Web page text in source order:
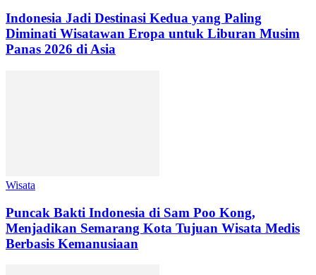
Indonesia Jadi Destinasi Kedua yang Paling
Diminati Wisatawan Eropa untuk Liburan Musim
Panas 2026 di Asia
Wisata
Puncak Bakti Indonesia di Sam Poo Kong,
Menjadikan Semarang Kota Tujuan Wisata Medis
Berbasis Kemanusiaan